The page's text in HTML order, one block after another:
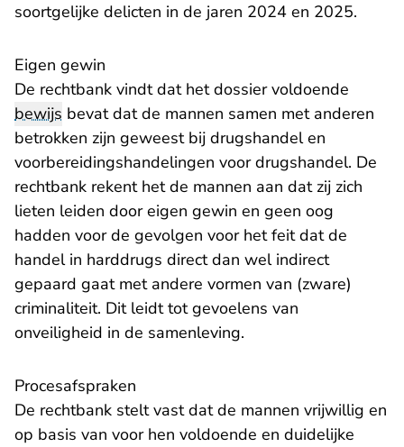
soortgelijke delicten in de jaren 2024 en 2025.
Eigen gewin
De rechtbank vindt dat het dossier voldoende
bewijs bevat dat de mannen samen met anderen
betrokken zijn geweest bij drugshandel en
voorbereidingshandelingen voor drugshandel. De
rechtbank rekent het de mannen aan dat zij zich
lieten leiden door eigen gewin en geen oog
hadden voor de gevolgen voor het feit dat de
handel in harddrugs direct dan wel indirect
gepaard gaat met andere vormen van (zware)
criminaliteit. Dit leidt tot gevoelens van
onveiligheid in de samenleving.
Procesafspraken
De rechtbank stelt vast dat de mannen vrijwillig en
op basis van voor hen voldoende en duidelijke